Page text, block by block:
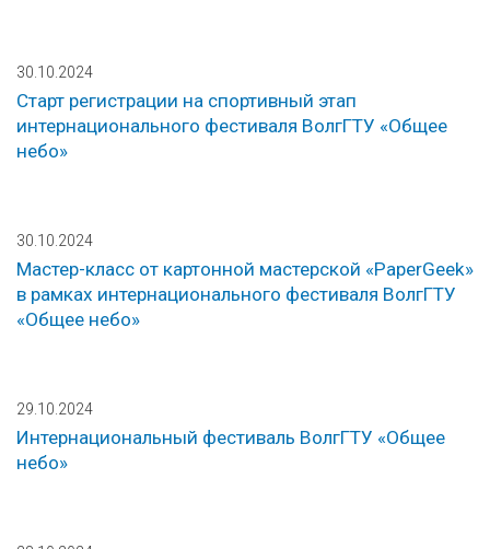
30.10.2024
Старт регистрации на спортивный этап
интернационального фестиваля ВолгГТУ «Общее
небо»
30.10.2024
Мастер-класс от картонной мастерской «PaperGeek»
в рамках интернационального фестиваля ВолгГТУ
«Общее небо»
29.10.2024
Интернациональный фестиваль ВолгГТУ «Общее
небо»